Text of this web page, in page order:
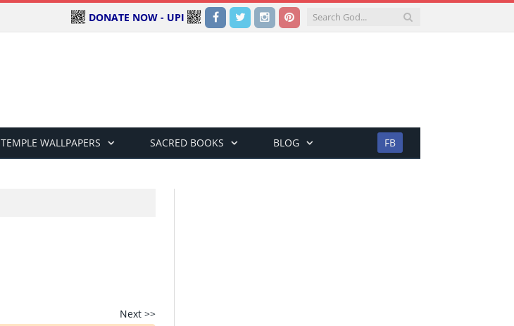
Facebook
TwitterInstagramPinterest
DONATE NOW - UPI
TEMPLE WALLPAPERS SACRED BOOKS BLOG FB
Next >>